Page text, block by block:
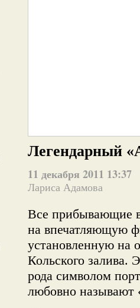
Легендарный
11 декабря 2011 13:37
Лариса Адамова
Все прибывающие
на впечатляющую
установленную на
Кольского залива.
рода символом
любовно